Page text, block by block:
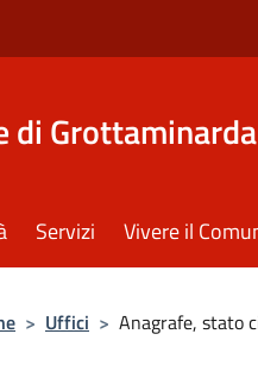
di Grottaminarda
Servizi Vivere il
> Uffici > Anagrafe, stato